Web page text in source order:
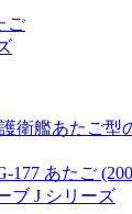
ご
衛艦あたご型
あたご
ブ J シリーズ